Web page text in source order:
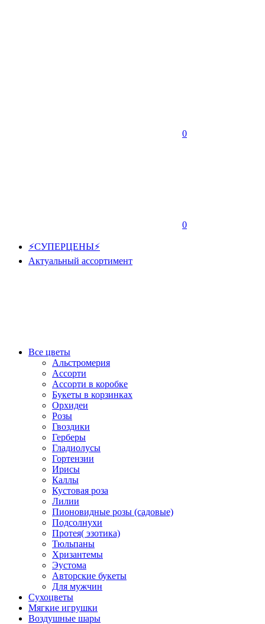
0
0
⚡СУПЕРЦЕНЫ⚡
Актуальный ассортимент
Все цветы
Альстромерия
Ассорти
Ассорти в коробке
Букеты в корзинках
Орхидеи
Розы
Гвоздики
Герберы
Гладиолусы
Гортензии
Ирисы
Каллы
Кустовая роза
Лилии
Пионовидные розы (садовые)
Подсолнухи
Протея( эзотика)
Тюльпаны
Хризантемы
Эустома
Авторские букеты
Для мужчин
Сухоцветы
Мягкие игрушки
Воздушные шары